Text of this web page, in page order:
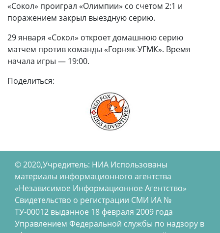
«Сокол» проиграл «Олимпии» со счетом 2:1 и
поражением закрыл выездную серию.
29 января «Сокол» откроет домашнюю серию
матчем против команды «Горняк-УГМК». Время
начала игры — 19:00.
Поделиться:
© 2020,Учредитель: НИА Использованы
материалы информационного агентства
«Независимое Информационное Агентство»
Свидетельство о регистрации СМИ ИА №
ТУ-00012 выданное 18 февраля 2009 года
Управлением Федеральной службы по надзору в